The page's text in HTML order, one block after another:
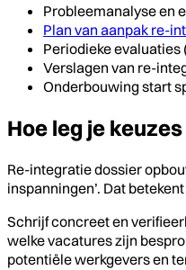
Probleemanalyse en
Plan van aanpak re-
Periodieke
Verslagen van re-
Onderbouwing start
Hoe leg je
Re-integratie dossier
inspanningen’. Dat
Schrijf concreet en
welke vacatures zijn
potentiële werkgevers en